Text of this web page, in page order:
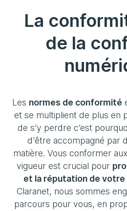
La
de la
Les normes de conformité
et se multiplient de plus en
de s’y perdre c’est
d'être accompagné par
matière. Vous conformer
vigueur est crucial pour
et la réputation de
Claranet, nous sommes
parcours pour vous, en